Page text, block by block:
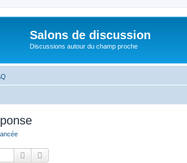
Salons de discussion
Discussions autour du champ proche
Rechercher